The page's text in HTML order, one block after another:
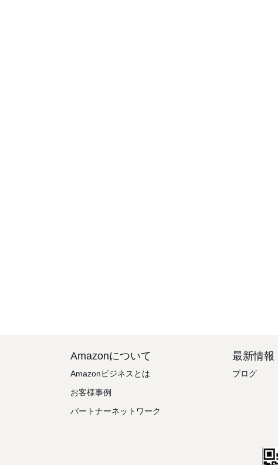
Amazonについて
Amazonビジネスとは
お客様事例
パートナーネットワーク
最新情報
ブログ